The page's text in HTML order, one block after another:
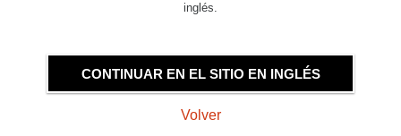
inglés.
CONTINUAR EN EL SITIO EN INGLÉS
Volver